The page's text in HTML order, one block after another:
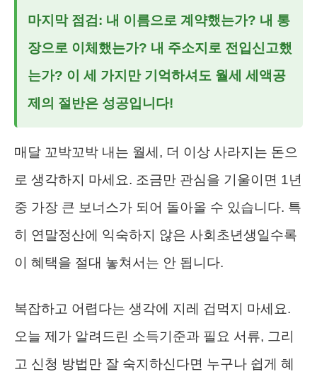
마지막 점검: 내 이름으로 계약했는가? 내 통
장으로 이체했는가? 내 주소지로 전입신고했
는가? 이 세 가지만 기억하셔도 월세 세액공
제 의 절반은 성공입니다!
매달 꼬박꼬박 내는 월세, 더 이상 사라지는 돈으
로 생각하지 마세요. 조금만 관심을 기울이면 1년
중 가장 큰 보너스가 되어 돌아올 수 있습니다. 특
히 연말정산에 익숙하지 않은 사회초년생일수록
이 혜택을 절대 놓쳐서는 안 됩니다.
복잡하고 어렵다는 생각에 지레 겁먹지 마세요.
오늘 제가 알려드린 소득기준과 필요 서류, 그리
고 신청 방법만 잘 숙지하신다면 누구나 쉽게 혜